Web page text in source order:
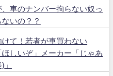
車のナンバー拘らない奴っ
いの？？
けて！若者が車買わない
しいぞ」メーカー「じゃあ